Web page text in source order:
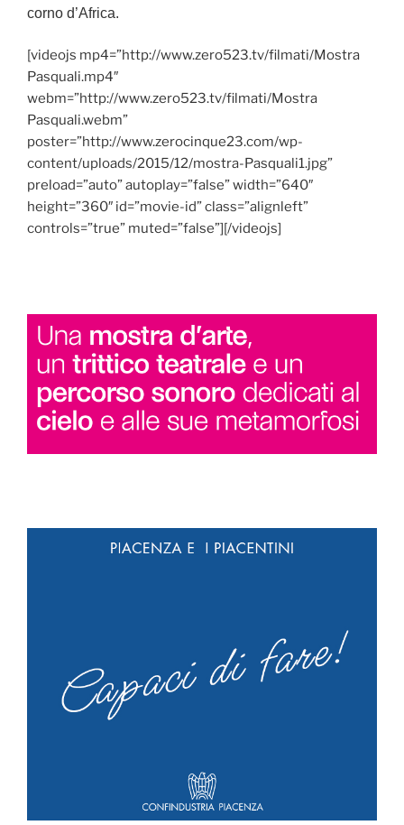
corno d’Africa.
[videojs mp4=”http://www.zero523.tv/filmati/Mostra
Pasquali.mp4″
webm=”http://www.zero523.tv/filmati/Mostra
Pasquali.webm”
poster=”http://www.zerocinque23.com/wp-
content/uploads/2015/12/mostra-Pasquali1.jpg”
preload=”auto” autoplay=”false” width=”640″
height=”360″ id=”movie-id” class=”alignleft”
controls=”true” muted=”false”][/videojs]